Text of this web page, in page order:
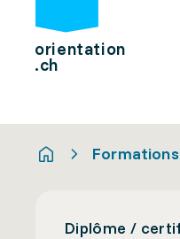
orientation
.ch
Formations
Diplôme /